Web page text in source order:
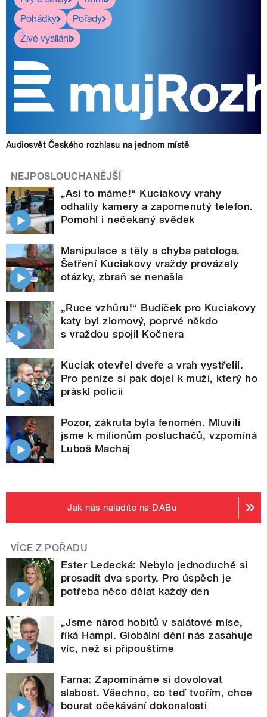
Pohádky
Pořady
Živé vysílání
Audiosvět Českého rozhlasu na jednom místě
NEJPOSLOUCHANĚJŠÍ
„Asi to máme!“ Kuciakovy vrahy
odhalily kamery a zapomenutý telefon.
Pomohl i nečekaný svědek
Manipulace s těly a chyba patologa.
Šetření Kuciakovy vraždy provázely
otázky, zbraň se nenašla
„Ruce vzhůru!“ Budíček pro Kuciakovy
katy byl zlomový, poprvé někdo
s vraždou spojil Kočnera
Kuciak otevřel dveře a vrah vystřelil.
Pro peníze si pak dojel k muži, který ho
práskl policii
Pozor, zákruta byla fenomén. Mluvili
jsme k milionům posluchačů, vzpomíná
Luboš Machaj
Jak nás naladíte na DABu
VÍCE Z POŘADU
Ester Ledecká: Nebylo jednoduché si
prosadit dva sporty. Pro úspěch je
potřeba něco dělat každý den
„Jsme národ hobitů v salátové míse,
říká Hampl. Globální dění nás zasahuje
víc, než si připouštíme
Farna: Zapomínáme si dovolovat
slabost. Všechno, co teď tvořím, chce
bourat očekávání dokonalosti